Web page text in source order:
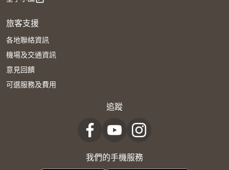
旅客支援
各地聯絡資訊
機場及交通資訊
意見回饋
可選服務及費用
追蹤
我們的手機服務